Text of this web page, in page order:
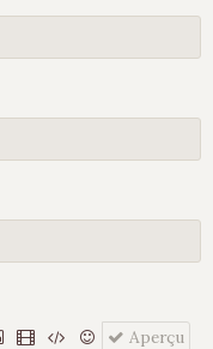
Aperçu